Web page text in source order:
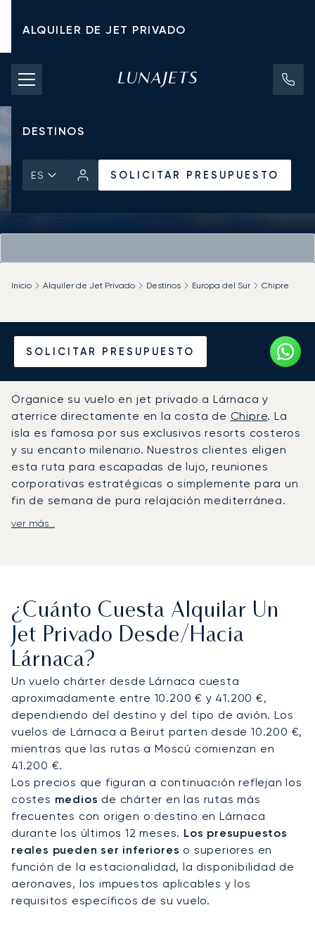
ALQUILER DE JET PRIVADO
TARIFAS DE CHÁRTER
JETS PRIVADOS
DESTINOS
ES SOLICITAR PRESUPUESTO
SOLICITAR PRESUPUESTO
Inicio Alquiler de Jet Privado Destinos Europa del Sur Chipre
Alquile un Jet Privado
desde o hacia Lárnaca
Organice su vuelo en jet privado a Lárnaca y
aterrice directamente en la costa de Chipre. La
isla es famosa por sus exclusivos resorts costeros
y su encanto milenario. Nuestros clientes eligen
esta ruta para escapadas de lujo, reuniones
corporativas estratégicas o simplemente para un
fin de semana de pura relajación mediterránea.
Usted establece el horario y nosotros adaptamos
nuestro equipo se encargará de cada detalle
para garantizar una llegada rápida; por ejemplo,
nos ocupamos de su traslado hasta su yate en el
puerto deportivo de Lárnaca.
Nos ganamos la confianza de nuestros clientes:
más del 70 % elige volar de nuevo con nosotros
cada año. Su viaje a Lárnaca se gestiona con un
cuidado excepcional, para que pueda volar con
total tranquilidad desde el momento de la reserva
hasta su llegada final.
ver más...
¿Cuánto Cuesta Alquilar Un
Jet Privado Desde/hacia
Lárnaca?
Un vuelo chárter desde Lárnaca cuesta
aproximadamente entre 10.200 € y 41.200 €,
dependiendo del destino y del tipo de avión. Los
vuelos de Lárnaca a Beirut parten desde 10.200 €,
mientras que las rutas a Moscú comienzan en
41.200 €.
Los precios que figuran a continuación reflejan los
costes medios de chárter en las rutas más
frecuentes con origen o destino en Lárnaca
durante los últimos 12 meses. Los presupuestos
reales pueden ser inferiores o superiores en
función de la estacionalidad, la disponibilidad de
aeronaves, los impuestos aplicables y los
requisitos específicos de su vuelo.